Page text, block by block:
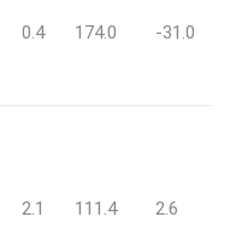
0.4 174.0 -31.0
2.1 111.4 2.6